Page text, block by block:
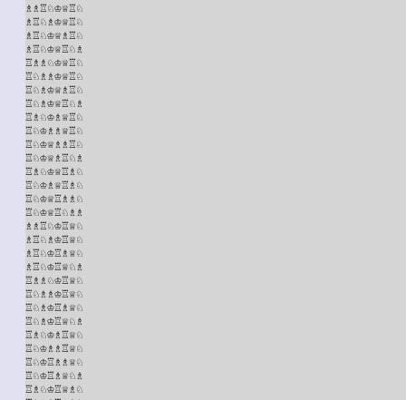
♗♗♖♘♔♕♖♘
♗♖♘♗♔♕♖♘
♗♖♘♔♕♗♖♘
♗♖♘♔♕♖♘♗
♖♗♗♘♔♕♖♘
♖♘♗♗♔♕♖♘
♖♘♗♔♕♗♖♘
♖♘♗♔♕♖♘♗
♖♗♘♔♗♕♖♘
♖♘♔♗♗♕♖♘
♖♘♔♕♗♗♖♘
♖♘♔♕♗♖♘♗
♖♗♘♔♕♖♗♘
♖♘♔♗♕♖♗♘
♖♘♔♕♖♗♗♘
♖♘♔♕♖♘♗♗
♗♗♖♘♔♖♕♘
♗♖♘♗♔♖♕♘
♗♖♘♔♖♗♕♘
♗♖♘♔♖♕♘♗
♖♗♗♘♔♖♕♘
♖♘♗♗♔♖♕♘
♖♘♗♔♖♗♕♘
♖♘♗♔♖♕♘♗
♖♗♘♔♗♖♕♘
♖♘♔♗♗♖♕♘
♖♘♔♖♗♗♕♘
♖♘♔♖♗♕♘♗
♖♗♘♔♖♕♗♘